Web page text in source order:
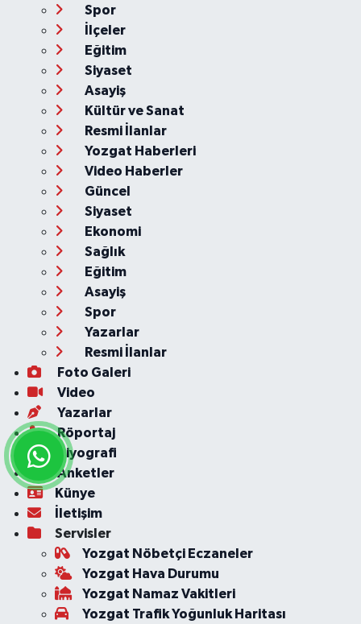
Spor
İlçeler
Eğitim
Siyaset
Asayiş
Kültür ve Sanat
Resmi İlanlar
Yozgat Haberleri
Video Haberler
Güncel
Siyaset
Ekonomi
Sağlık
Eğitim
Asayiş
Spor
Yazarlar
Resmi İlanlar
Foto Galeri
Video
Yazarlar
Röportaj
Biyografi
Anketler
Künye
İletişim
Servisler
Yozgat Nöbetçi Eczaneler
Yozgat Hava Durumu
Yozgat Namaz Vakitleri
Yozgat Trafik Yoğunluk Haritası